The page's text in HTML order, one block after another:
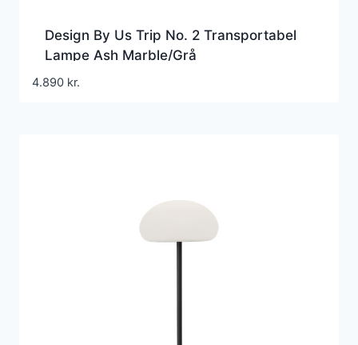
Design By Us Trip No. 2 Transportabel
Lampe Ash Marble/Grå
4.890 kr.